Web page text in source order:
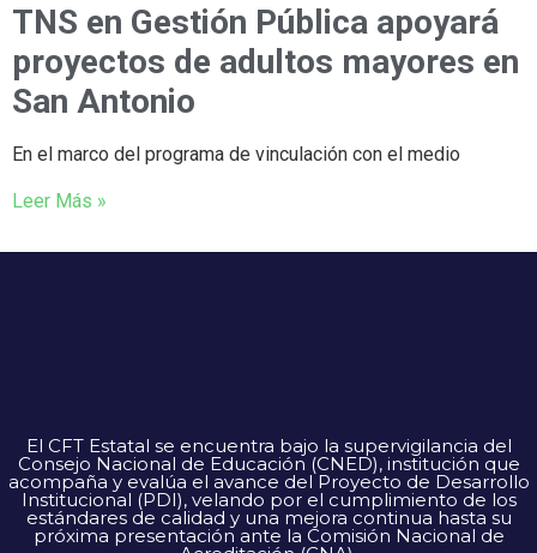
TNS en Gestión Pública apoyará
proyectos de adultos mayores en
San Antonio
En el marco del programa de vinculación con el medio
Leer Más »
El CFT Estatal se encuentra bajo la supervigilancia del
Consejo Nacional de Educación (CNED), institución que
acompaña y evalúa el avance del Proyecto de Desarrollo
Institucional (PDI), velando por el cumplimiento de los
estándares de calidad y una mejora continua hasta su
próxima presentación ante la Comisión Nacional de